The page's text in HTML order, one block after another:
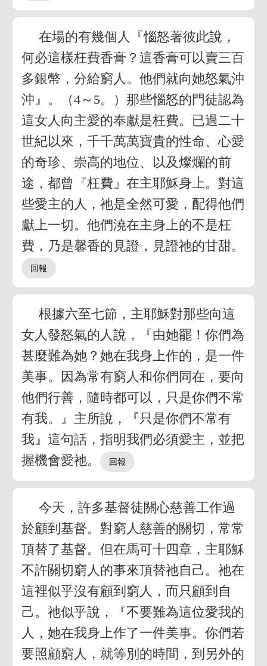
在場的有幾個人『惱怒著彼此說，
何必這樣枉費香膏？這香膏可以賣三百
多銀幣，分給窮人。他們就向她怒氣沖
沖』。（4～5。）那些惱怒的門徒認為
這女人向主愛的奉獻是枉費。已過二十
世紀以來，千千萬萬寶貴的性命、心愛
的奇珍、崇高的地位、以及燦爛的前
途，都曾『枉費』在主耶穌身上。對這
些愛主的人，祂是全然可愛，配得他們
獻上一切。他們澆在主身上的不是枉
費，乃是馨香的見證，見證祂的甘甜。
根據六至七節，主耶穌對那些向這
女人發怒氣的人說，『由她罷！你們為
甚麼難為她？她在我身上作的，是一件
美事。因為常有窮人和你們同在，要向
他們行善，隨時都可以，只是你們不常
有我。』主所說，『只是你們不常有
我』這句話，指明我們必須愛主，並把
握機會愛祂。
今天，許多基督徒關心慈善工作過
於顧到基督。對窮人慈善的關切，常常
頂替了基督。但在馬可十四章，主耶穌
不許關切窮人的事來頂替祂自己。祂在
這裡似乎沒有顧到窮人，而只顧到自
己。祂似乎說，『不要難為這位愛我的
人，她在我身上作了一件美事。你們若
要照顧窮人，就等別的時間，到另外的